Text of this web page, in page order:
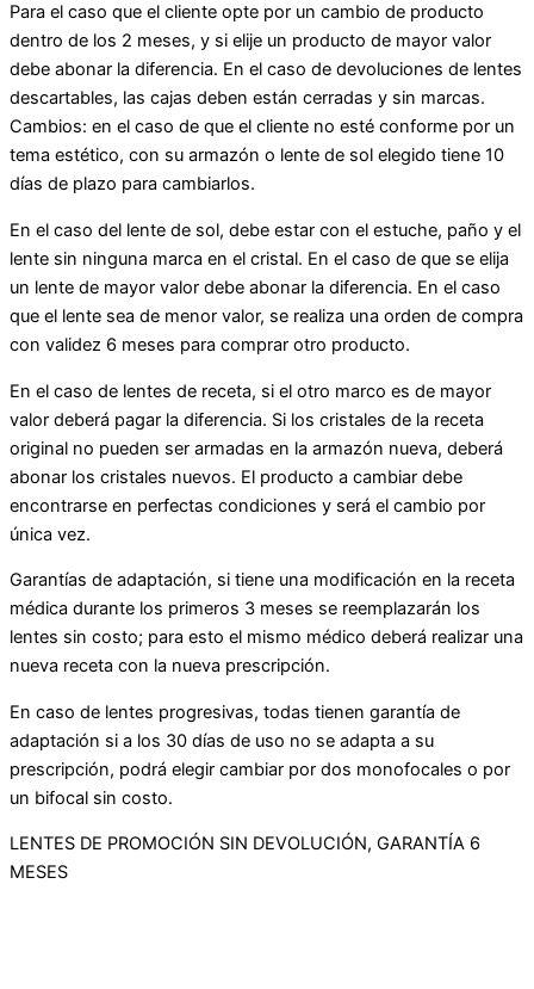
Para el caso que el cliente opte por un cambio de producto
dentro de los 2 meses, y si elije un producto de mayor valor
debe abonar la diferencia. En el caso de devoluciones de lentes
descartables, las cajas deben están cerradas y sin marcas.
Cambios: en el caso de que el cliente no esté conforme por un
tema estético, con su armazón o lente de sol elegido tiene 10
días de plazo para cambiarlos.
En el caso del lente de sol, debe estar con el estuche, paño y el
lente sin ninguna marca en el cristal. En el caso de que se elija
un lente de mayor valor debe abonar la diferencia. En el caso
que el lente sea de menor valor, se realiza una orden de compra
con validez 6 meses para comprar otro producto.
En el caso de lentes de receta, si el otro marco es de mayor
valor deberá pagar la diferencia. Si los cristales de la receta
original no pueden ser armadas en la armazón nueva, deberá
abonar los cristales nuevos. El producto a cambiar debe
encontrarse en perfectas condiciones y será el cambio por
única vez.
Garantías de adaptación, si tiene una modificación en la receta
médica durante los primeros 3 meses se reemplazarán los
lentes sin costo; para esto el mismo médico deberá realizar una
nueva receta con la nueva prescripción.
En caso de lentes progresivas, todas tienen garantía de
adaptación si a los 30 días de uso no se adapta a su
prescripción, podrá elegir cambiar por dos monofocales o por
un bifocal sin costo.
LENTES DE PROMOCIÓN SIN DEVOLUCIÓN, GARANTÍA 6
MESES